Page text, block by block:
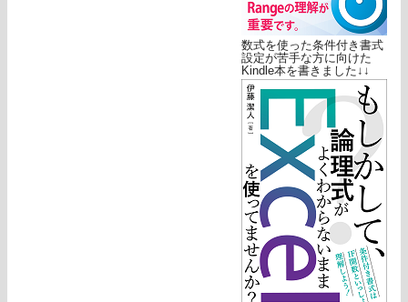
数式を使った条件付き書式
設定が苦手な方に向けた
Kindle本を書きました↓↓